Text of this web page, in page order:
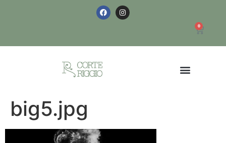
0
big5.jpg